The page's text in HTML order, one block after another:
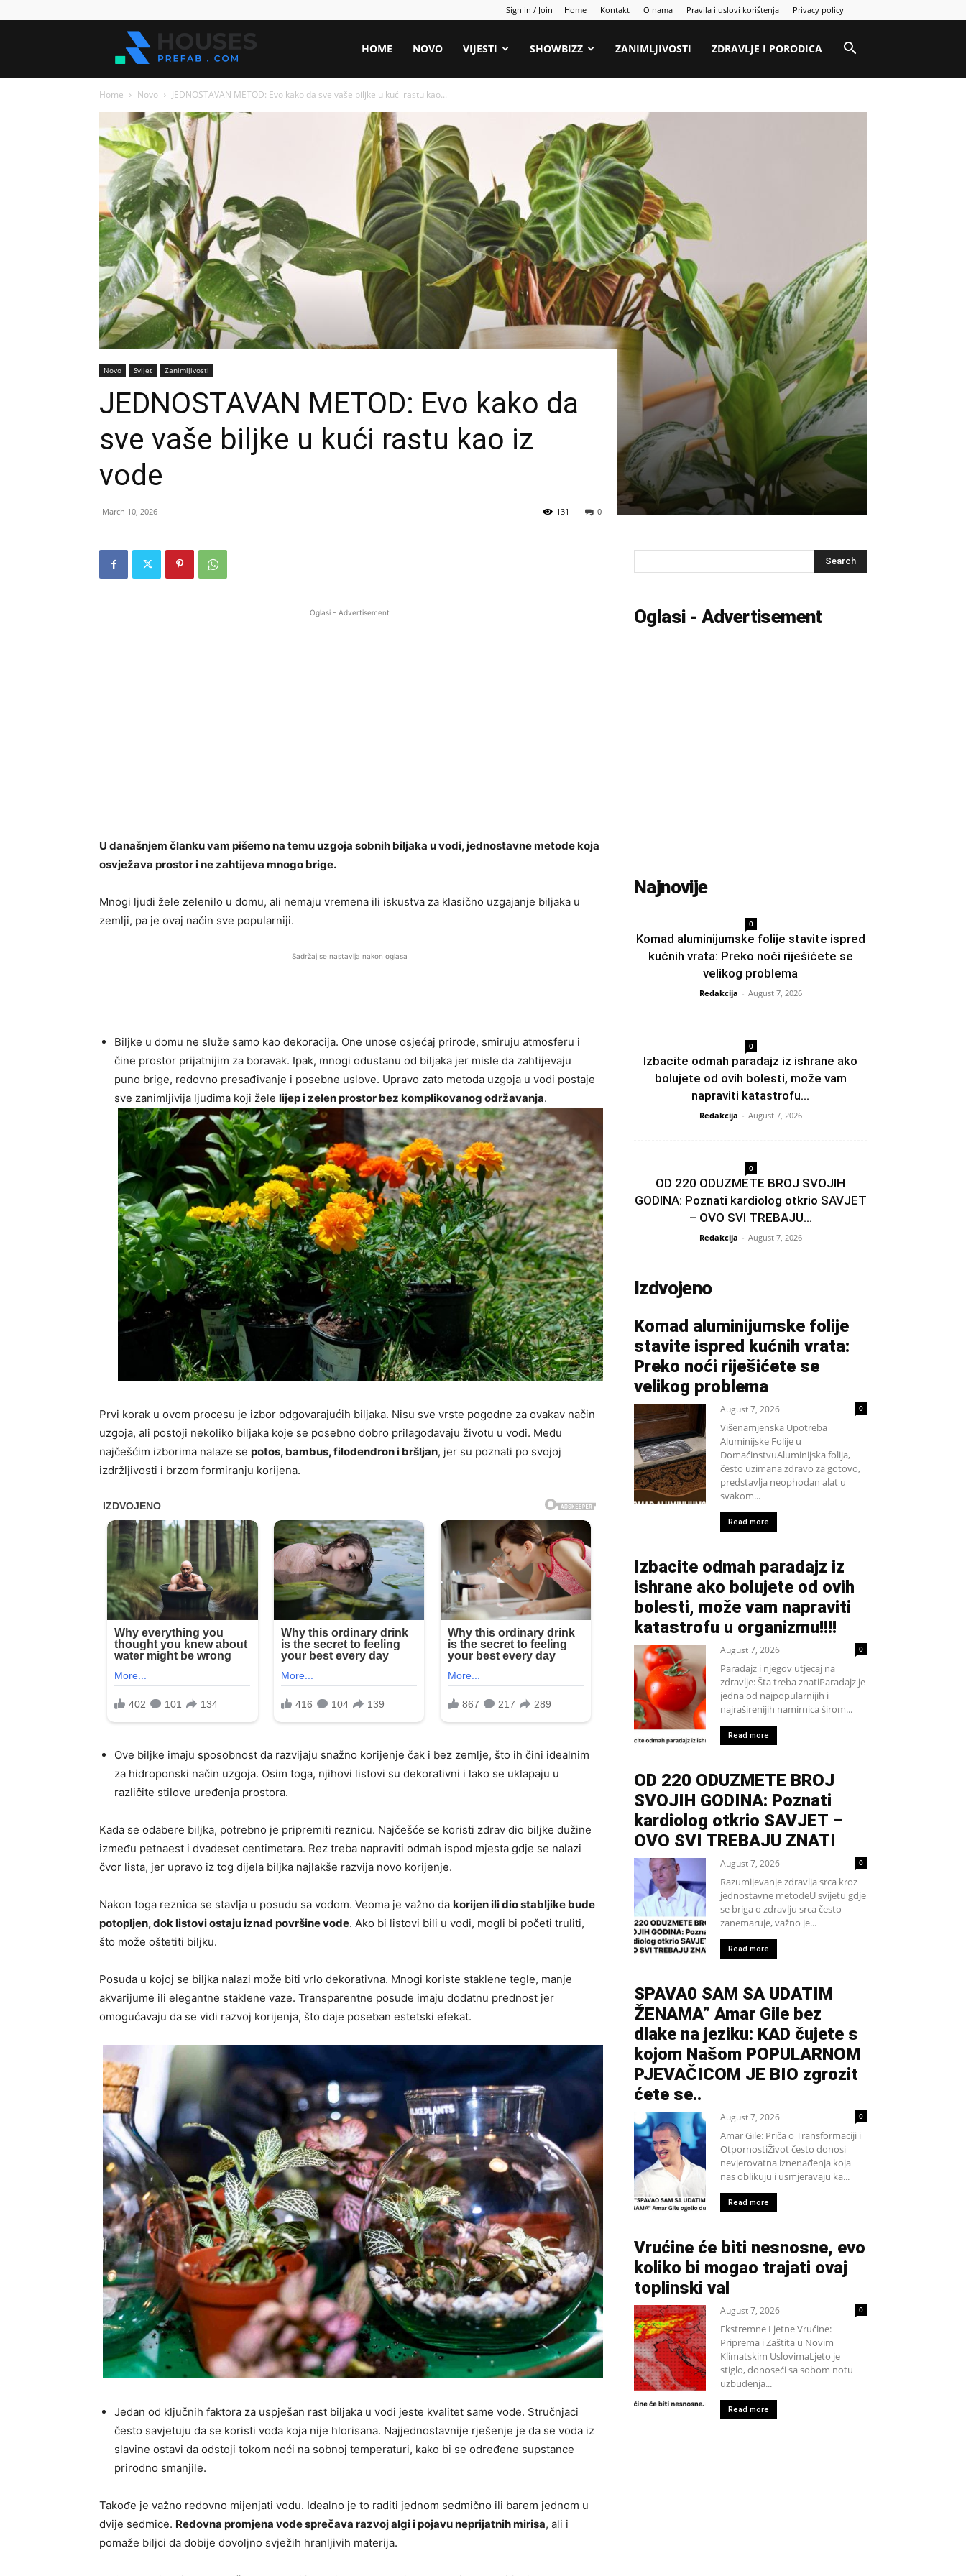
Sign in / Join Home Kontakt O nama Pravila i uslovi korištenja Privacy policy
HOME NOVO VIJESTI SHOWBIZZ ZANIMLJIVOSTI ZDRAVLJE I PORODICA
Home Novo JEDNOSTAVAN METOD: Evo kako da sve vaše biljke u kući rastu kao...
Novo Svijet Zanimljivosti
JEDNOSTAVAN METOD: Evo kako da
sve vaše biljke u kući rastu kao iz
vode
March 10, 2026 0
131
Oglasi - Advertisement
U današnjem članku vam pišemo na temu uzgoja sobnih biljaka u vodi, jednostavne metode koja
osvježava prostor i ne zahtijeva mnogo brige.
Mnogi ljudi žele zelenilo u domu, ali nemaju vremena ili iskustva za klasično uzgajanje biljaka u
zemlji, pa je ovaj način sve popularniji.
Sadržaj se nastavlja nakon oglasa
Biljke u domu ne služe samo kao dekoracija. One unose osjećaj prirode, smiruju atmosferu i
čine prostor prijatnijim za boravak. Ipak, mnogi odustanu od biljaka jer misle da zahtijevaju
puno brige, redovno presađivanje i posebne uslove. Upravo zato metoda uzgoja u vodi postaje
sve zanimljivija ljudima koji žele lijep i zelen prostor bez komplikovanog održavanja.
Prvi korak u ovom procesu je izbor odgovarajućih biljaka. Nisu sve vrste pogodne za ovakav način
uzgoja, ali postoji nekoliko biljaka koje se posebno dobro prilagođavaju životu u vodi. Među
najčešćim izborima nalaze se potos, bambus, filodendron i bršljan, jer su poznati po svojoj
izdržljivosti i brzom formiranju korijena.
Ove biljke imaju sposobnost da razvijaju snažno korijenje čak i bez zemlje, što ih čini idealnim
za hidroponski način uzgoja. Osim toga, njihovi listovi su dekorativni i lako se uklapaju u
različite stilove uređenja prostora.
Kada se odabere biljka, potrebno je pripremiti reznicu. Najčešće se koristi zdrav dio biljke dužine
između petnaest i dvadeset centimetara. Rez treba napraviti odmah ispod mjesta gdje se nalazi
čvor lista, jer upravo iz tog dijela biljka najlakše razvija novo korijenje.
Nakon toga reznica se stavlja u posudu sa vodom. Veoma je važno da korijen ili dio stabljike bude
potopljen, dok listovi ostaju iznad površine vode. Ako bi listovi bili u vodi, mogli bi početi truliti,
što može oštetiti biljku.
Posuda u kojoj se biljka nalazi može biti vrlo dekorativna. Mnogi koriste staklene tegle, manje
akvarijume ili elegantne staklene vaze. Transparentne posude imaju dodatnu prednost jer
omogućavaju da se vidi razvoj korijenja, što daje poseban estetski efekat.
Jedan od ključnih faktora za uspješan rast biljaka u vodi jeste kvalitet same vode. Stručnjaci
često savjetuju da se koristi voda koja nije hlorisana. Najjednostavnije rješenje je da se voda iz
slavine ostavi da odstoji tokom noći na sobnoj temperaturi, kako bi se određene supstance
prirodno smanjile.
Takođe je važno redovno mijenjati vodu. Idealno je to raditi jednom sedmično ili barem jednom u
dvije sedmice. Redovna promjena vode sprečava razvoj algi i pojavu neprijatnih mirisa, ali i
pomaže biljci da dobije dovoljno svježih hranljivih materija.
Oglasi - Advertisement
Najnovije
0
Komad aluminijumske folije stavite ispred
kućnih vrata: Preko noći riješićete se
velikog problema
Redakcija - August 7, 2026
0
Izbacite odmah paradajz iz ishrane ako
bolujete od ovih bolesti, može vam
napraviti katastrofu...
Redakcija - August 7, 2026
0
OD 220 ODUZMETE BROJ SVOJIH
GODINA: Poznati kardiolog otkrio SAVJET
– OVO SVI TREBAJU...
Redakcija - August 7, 2026
Izdvojeno
Komad aluminijumske folije
stavite ispred kućnih vrata:
Preko noći riješićete se
velikog problema
August 7, 2026 0
Višenamjenska Upotreba
Aluminijske Folije u
DomaćinstvuAluminijska folija,
često uzimana zdravo za gotovo,
predstavlja neophodan alat u
svakom...
Read more
Izbacite odmah paradajz iz
ishrane ako bolujete od ovih
bolesti, može vam napraviti
katastrofu u organizmu!!!!
August 7, 2026 0
Paradajz i njegov utjecaj na
zdravlje: Šta treba znatiParadajz je
jedna od najpopularnijih i
najraširenijih namirnica širom...
Read more
OD 220 ODUZMETE BROJ
SVOJIH GODINA: Poznati
kardiolog otkrio SAVJET –
OVO SVI TREBAJU ZNATI
August 7, 2026 0
Razumijevanje zdravlja srca kroz
jednostavne metodeU svijetu gdje
se briga o zdravlju srca često
zanemaruje, važno je...
Read more
SPAVA0 SAM SA UDATIM
ŽENAMA” Amar Gile bez
dlake na jeziku: KAD čujete s
kojom Našom POPULARNOM
PJEVAČICOM JE BIO zgrozit
ćete se..
August 7, 2026 0
Amar Gile: Priča o Transformaciji i
OtpornostiŽivot često donosi
nevjerovatna iznenađenja koja
nas oblikuju i usmjeravaju ka...
Read more
Vrućine će biti nesnosne, evo
koliko bi mogao trajati ovaj
toplinski val
August 7, 2026 0
Ekstremne Ljetne Vrućine:
Priprema i Zaštita u Novim
Klimatskim UslovimaLjeto je
stiglo, donoseći sa sobom notu
uzbuđenja...
Read more